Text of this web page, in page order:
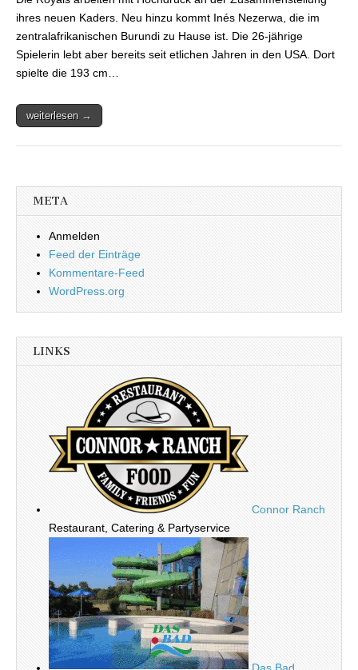
ihres neuen Kaders. Neu hinzu kommt Inés Nezerwa, die im
zentralafrikanischen Burundi zu Hause ist. Die 26-jährige
Spielerin lebt aber bereits seit etlichen Jahren in den USA. Dort
spielte die 193 cm…
weiterlesen →
META
Anmelden
Feed der Einträge
Kommentare-Feed
WordPress.org
LINKS
Connor Ranch
Restaurant, Catering & Partyservice